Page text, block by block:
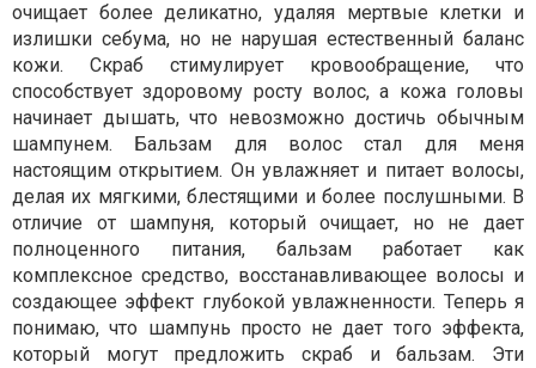
очищает более деликатно, удаляя мертвые клетки и
излишки себума, но не нарушая естественный баланс
кожи. Скраб стимулирует кровообращение, что
способствует здоровому росту волос, а кожа головы
начинает дышать, что невозможно достичь обычным
шампунем. Бальзам для волос стал для меня
настоящим открытием. Он увлажняет и питает волосы,
делая их мягкими, блестящими и более послушными. В
отличие от шампуня, который очищает, но не дает
полноценного питания, бальзам работает как
комплексное средство, восстанавливающее волосы и
создающее эффект глубокой увлажненности. Теперь я
понимаю, что шампунь просто не дает того эффекта,
который могут предложить скраб и бальзам. Эти